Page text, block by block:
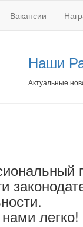
Вакансии
Наши
Актуальные
легко!